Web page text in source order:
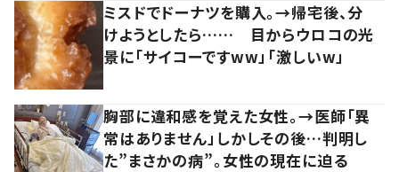
ミスドでドーナツを購入。→帰宅後、分
けようとしたら…… 目からウロコの光
景に「サイコーですww」「激しいw」
胸部に違和感を覚えた女性。→医師「異
常はありません」しかしその後…判明し
た”まさかの病”。女性の現在に迫る